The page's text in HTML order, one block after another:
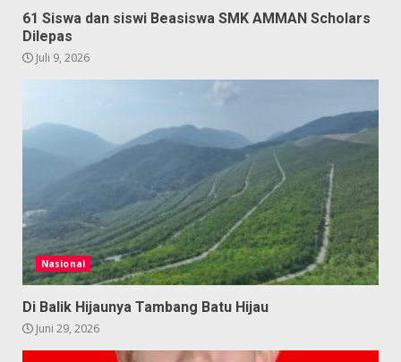
61 Siswa dan siswi Beasiswa SMK AMMAN Scholars
Dilepas
Juli 9, 2026
Nasional
Di Balik Hijaunya Tambang Batu Hijau
Juni 29, 2026